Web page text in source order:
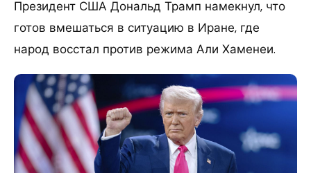
Президент США Дональд Трамп намекнул, что
готов вмешаться в ситуацию в Иране, где
народ восстал против режима Али Хаменеи.